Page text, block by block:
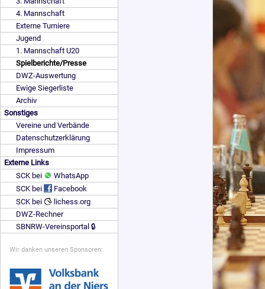
4. Mannschaft
Externe Turniere
Jugend
1. Mannschaft U20
Spielberichte/Presse
DWZ-Auswertung
Ewige Siegerliste
Archiv
Sonstiges
Vereine und Verbände
Datenschutzerklärung
Impressum
Externe Links
SCK bei
WhatsApp
SCK bei
Facebook
SCK bei
lichess.org
DWZ-Rechner
SBNRW-Vereinsportal 🔒
Wir danken unseren Sponsoren: